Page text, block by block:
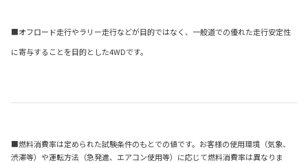
■オフロード走行やラリー走行などが目的ではなく、一般道での優れた走行安定性
に寄与することを目的とした4WDです。
■燃料消費率は定められた試験条件のもとでの値です。お客様の使用環境（気象、
渋滞等）や運転方法（急発進、エアコン使用等）に応じて燃料消費率は異なりま